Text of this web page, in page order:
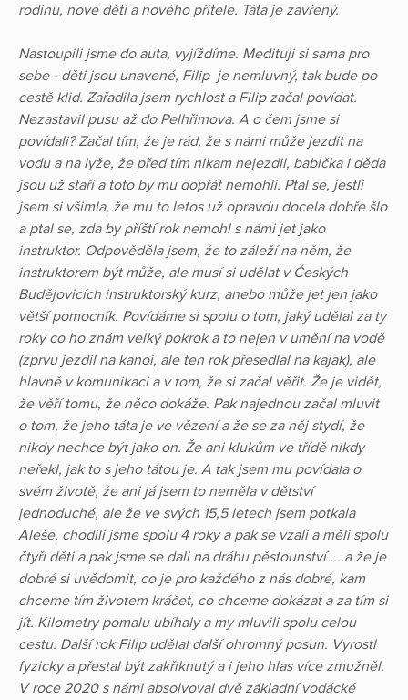
rodinu, nové děti a nového přítele. Táta je zavřený.
Nastoupili jsme do auta, vyjíždíme. Medituji si sama pro
sebe - děti jsou unavené, Filip je nemluvný, tak bude po
cestě klid. Zařadila jsem rychlost a Filip začal povídat.
Nezastavil pusu až do Pelhřimova. A o čem jsme si
povídali? Začal tím, že je rád, že s námi může jezdit na
vodu a na lyže, že před tím nikam nejezdil, babička i děda
jsou už staří a toto by mu dopřát nemohli. Ptal se, jestli
jsem si všimla, že mu to letos už opravdu docela dobře šlo
a ptal se, zda by příští rok nemohl s námi jet jako
instruktor. Odpověděla jsem, že to záleží na něm, že
instruktorem být může, ale musí si udělat v Českých
Budějovicích instruktorský kurz, anebo může jet jen jako
větší pomocník. Povídáme si spolu o tom, jaký udělal za ty
roky co ho znám velký pokrok a to nejen v umění na vodě
(zprvu jezdil na kanoi, ale ten rok přesedlal na kajak), ale
hlavně v komunikaci a v tom, že si začal věřit. Že je vidět,
že věří tomu, že něco dokáže. Pak najednou začal mluvit
o tom, že jeho táta je ve vězení a že se za něj stydí, že
nikdy nechce být jako on. Že ani klukům ve třídě nikdy
neřekl, jak to s jeho tátou je. A tak jsem mu povídala o
svém životě, že ani já jsem to neměla v dětství
jednoduché, ale že ve svých 15,5 letech jsem potkala
Aleše, chodili jsme spolu 4 roky a pak se vzali a měli spolu
čtyři děti a pak jsme se dali na dráhu pěstounství ....a že je
dobré si uvědomit, co je pro každého z nás dobré, kam
chceme tím životem kráčet, co chceme dokázat a za tím si
jít. Kilometry pomalu ubíhaly a my mluvili spolu celou
cestu. Další rok Filip udělal další ohromný posun. Vyrostl
fyzicky a přestal být zakřiknutý a i jeho hlas více zmužněl.
V roce 2020 s námi absolvoval dvě základní vodácké